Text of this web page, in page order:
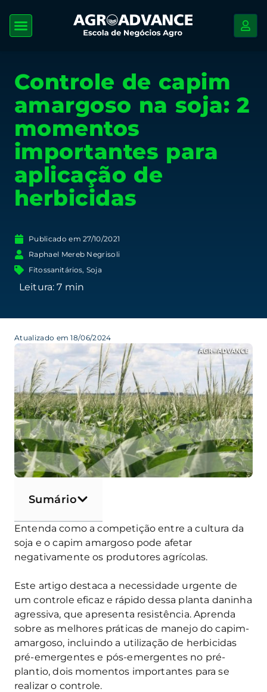
Controle de capim
amargoso na soja: 2
momentos
importantes para
aplicação de
herbicidas
Publicado em 27/10/2021
Raphael Mereb Negrisoli
Fitossanitários,Soja
Atualizado em 18/06/2024
Sumário
Entenda como a competição entre a cultura da
soja e o capim amargoso pode afetar
negativamente os produtores agrícolas.
Este artigo destaca a necessidade urgente de
um controle eficaz e rápido dessa planta daninha
agressiva, que apresenta resistência. Aprenda
sobre as melhores práticas de manejo do capim-
amargoso, incluindo a utilização de herbicidas
pré-emergentes e pós-emergentes no pré-
plantio, dois momentos importantes para se
realizar o controle.